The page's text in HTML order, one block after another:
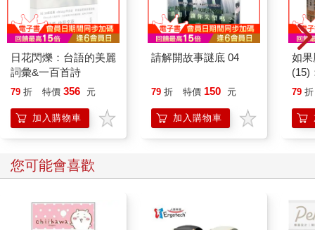
日花閃爍：台語的美麗
詞彙&一百首詩
79 折 特價 356 元
加入購物車
請解開故事謎底 04
79 折 特價 150 元
加入購物車
如
(15)
貓
79 折
您可能會喜歡